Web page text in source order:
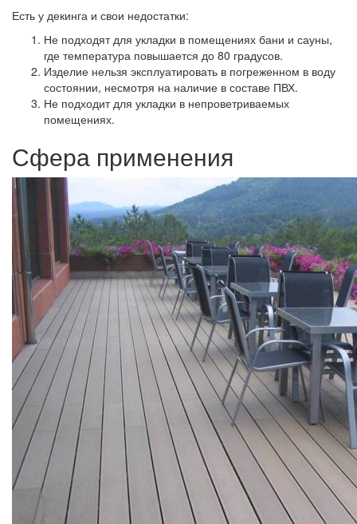
Есть у декинга и свои недостатки:
Не подходят для укладки в помещениях бани и сауны,
где температура повышается до 80 градусов.
Изделие нельзя эксплуатировать в погреженном в воду
состоянии, несмотря на наличие в составе ПВХ.
Не подходит для укладки в непроветриваемых
помещениях.
Сфера применения